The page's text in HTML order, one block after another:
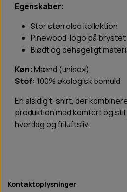
Egenskaber:
Stor størrelse kollektion
Pinewood-logo på brystet
Blødt og behageligt
Køn: Mænd (unisex)
Stof: 100% økologisk bomuld
En alsidig t-shirt, der
produktion med komfort og
hverdag og friluftsliv.
Kontaktoplysninger